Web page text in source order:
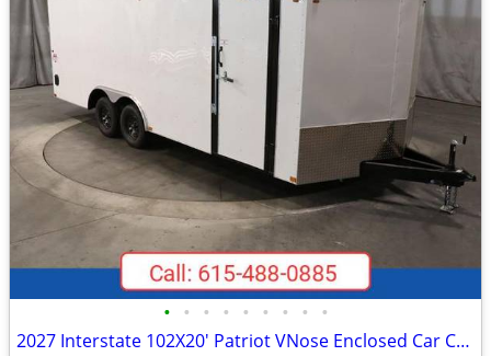
• • • • • • • • •
2027 Interstate 102X20' Patriot VNose Enclosed Car Carrier